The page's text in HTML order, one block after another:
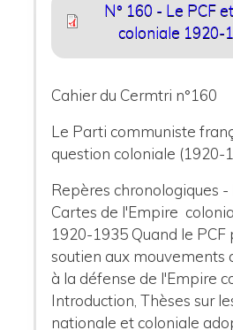
N° 160 - Le PCF
coloniale 1920-
Cahier du Cermtri n°160
Le Parti communiste
question coloniale (1920-
Repères chronologiques
Cartes de l'Empire
1920-1935 Quand le PCF
soutien aux mouvements
à la défense de l'Empire
Introduction, Thèses sur
nationale et coloniale